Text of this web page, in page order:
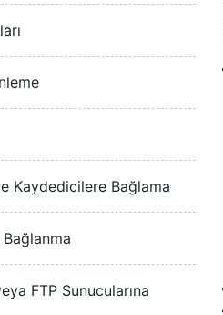
Kaydedicilere Bağlama
Bağlanma
FTP Sunucularına